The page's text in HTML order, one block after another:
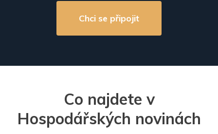
Chci se připojit
Co najdete v
Hospodářských novinách